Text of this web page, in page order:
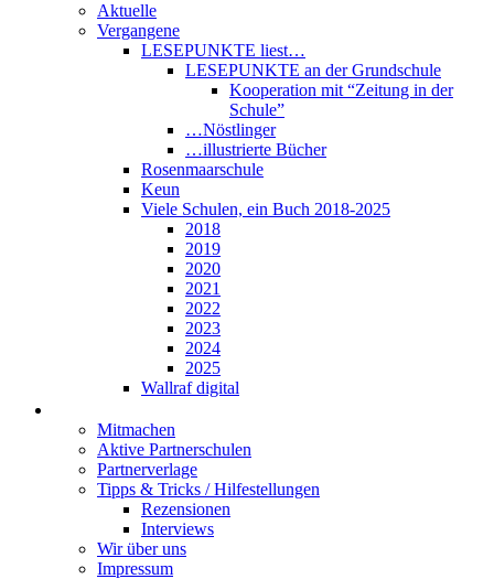
Aktuelle
Vergangene
LESEPUNKTE liest…
LESEPUNKTE an der Grundschule
Kooperation mit “Zeitung in der
Schule”
…Nöstlinger
…illustrierte Bücher
Rosenmaarschule
Keun
Viele Schulen, ein Buch 2018-2025
2018
2019
2020
2021
2022
2023
2024
2025
Wallraf digital
Mitmachen
Aktive Partnerschulen
Partnerverlage
Tipps & Tricks / Hilfestellungen
Rezensionen
Interviews
Wir über uns
Impressum